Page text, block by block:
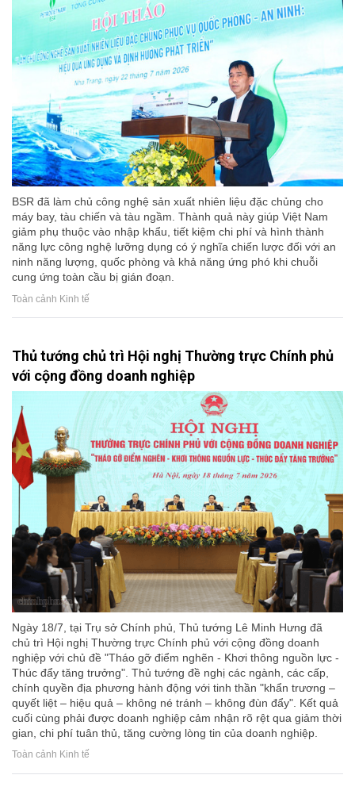
BSR đã làm chủ công nghệ sản xuất nhiên liệu đặc chủng cho
máy bay, tàu chiến và tàu ngầm. Thành quả này giúp Việt Nam
giảm phụ thuộc vào nhập khẩu, tiết kiệm chi phí và hình thành
năng lực công nghệ lưỡng dụng có ý nghĩa chiến lược đối với an
ninh năng lượng, quốc phòng và khả năng ứng phó khi chuỗi
cung ứng toàn cầu bị gián đoạn.
Toàn cảnh Kinh tế
Thủ tướng chủ trì Hội nghị Thường trực Chính phủ
với cộng đồng doanh nghiệp
Ngày 18/7, tại Trụ sở Chính phủ, Thủ tướng Lê Minh Hưng đã
chủ trì Hội nghị Thường trực Chính phủ với cộng đồng doanh
nghiệp với chủ đề "Tháo gỡ điểm nghẽn - Khơi thông nguồn lực -
Thúc đẩy tăng trưởng". Thủ tướng đề nghị các ngành, các cấp,
chính quyền địa phương hành động với tinh thần "khẩn trương –
quyết liệt – hiệu quả – không né tránh – không đùn đẩy". Kết quả
cuối cùng phải được doanh nghiệp cảm nhận rõ rệt qua giảm thời
gian, chi phí tuân thủ, tăng cường lòng tin của doanh nghiệp.
Toàn cảnh Kinh tế